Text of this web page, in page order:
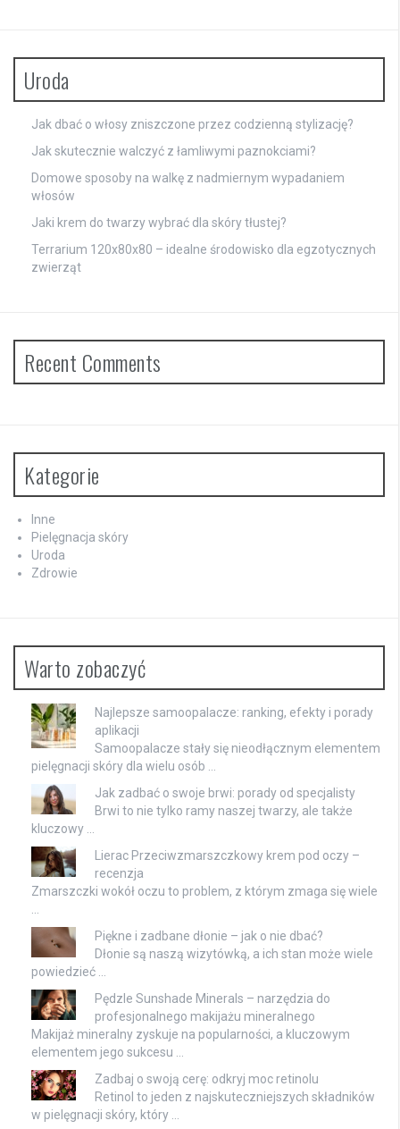
Uroda
Jak dbać o włosy zniszczone przez codzienną stylizację?
Jak skutecznie walczyć z łamliwymi paznokciami?
Domowe sposoby na walkę z nadmiernym wypadaniem
włosów
Jaki krem do twarzy wybrać dla skóry tłustej?
Terrarium 120x80x80 – idealne środowisko dla egzotycznych
zwierząt
Recent Comments
Kategorie
Inne
Pielęgnacja skóry
Uroda
Zdrowie
Warto zobaczyć
Najlepsze samoopalacze: ranking, efekty i porady
aplikacji
Samoopalacze stały się nieodłącznym elementem
pielęgnacji skóry dla wielu osób …
Jak zadbać o swoje brwi: porady od specjalisty
Brwi to nie tylko ramy naszej twarzy, ale także
kluczowy …
Lierac Przeciwzmarszczkowy krem pod oczy –
recenzja
Zmarszczki wokół oczu to problem, z którym zmaga się wiele
…
Piękne i zadbane dłonie – jak o nie dbać?
Dłonie są naszą wizytówką, a ich stan może wiele
powiedzieć …
Pędzle Sunshade Minerals – narzędzia do
profesjonalnego makijażu mineralnego
Makijaż mineralny zyskuje na popularności, a kluczowym
elementem jego sukcesu …
Zadbaj o swoją cerę: odkryj moc retinolu
Retinol to jeden z najskuteczniejszych składników
w pielęgnacji skóry, który …